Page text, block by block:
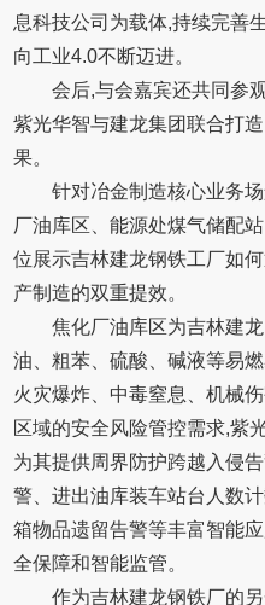
息科技公司为载体,持续完善
向工业4.0不断迈进。
会后,与会嘉宾还共同参
紫光华智与建龙集团联合打
果。
针对冶金制造核心业务
厂油库区、能源处煤气储配
位展示吉林建龙钢铁工厂如
产制造的双重提效。
焦化厂油库区为吉林建
油、粗苯、硫酸、碱液等易
火灾爆炸、中毒窒息、机械
区域的安全风险管控需求,紫
为其提供周界防护跨越入侵
警、进出油库装车站台人数
箱物品遗留告警等丰富智能
全保障和智能监管。
作为吉林建龙钢铁厂的